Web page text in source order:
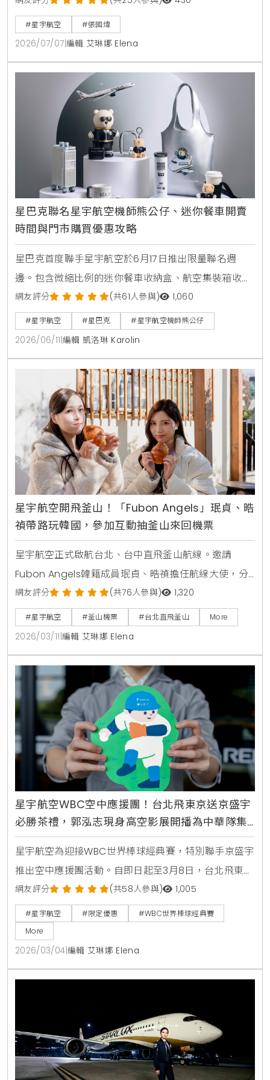
現液態金屬質感，機腹更巧妙融入機械鯊魚設計。1比
200限量飛機模型於7月5日起在星宇小舖開賣。
#星宇航空 #張國煒
2026/07/07 編輯 艾琳娜 Elena
星巴克聯名星宇航空機師熊公仔、迷你餐車開賣
時間與門市購買優惠攻略
星巴克首度聯手星宇航空於6月17日推出限量聯名週
邊。包含微縮比例的迷你餐車收納盒、航空集裝箱收納
套與安全帶扣折疊收納袋。台北限定門市更首賣黑登機
證馬克杯，杯身印有西雅圖創始店與台灣星巴克生日等
彩蛋。7月將加碼推出隱藏版機師熊公仔。
網友評分 (共61人參與) 1,060
#星宇航空 #星巴克 #星宇航空機師熊公仔
2026/06/11 編輯 凱洛琳 Karolin
星宇航空開飛釜山！「Fubon Angels」珉貞、晧
禎帶路玩韓國，參加互動抽釜山來回機票
星宇航空正式啟航台北、台中直飛釜山航線。邀請
Fubon Angels韓籍成員珉貞、晧禎擔任航線大使，分
享廣安里、白淺灘文化村等私房景點與在地美食。立即
參加《打包行李・出發釜山》互動活動，即有機會抽中
釜山來回機票 。
網友評分 (共76人參與) 1,320
#星宇航空 #釜山機票 #台北直飛釜山 More
2026/03/11 編輯 艾琳娜 Elena
星宇航空WBC空中應援團！台北飛東京送京盛宇
必勝茶禮，郭泓志現身高空影展開播為中華隊集
氣
星宇航空為迎接WBC世界棒球經典賽，特別聯手京盛宇
推出空中應援團活動。自即日起至3月8日，台北飛東京
航線旅客可獲限定茶禮，機上更同步推出棒球主題影展
與郭泓志應援影片，邀請乘客一同在萬米高空為中華隊
集氣。
網友評分 (共58人參與) 1,005
#星宇航空 #限定優惠
#WBC世界棒球經典賽
More
2026/03/04 編輯 艾琳娜 Elena